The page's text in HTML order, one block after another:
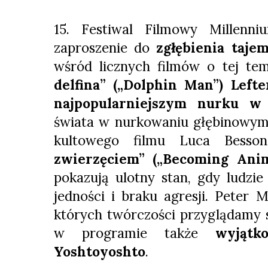
15. Festiwal Filmowy
zaproszenie do zgłębienia
wśród licznych filmów o tej
delfina” („Dolphin Man”)
najpopularniejszym nurku
świata w nurkowaniu
kultowego filmu Luca
zwierzęciem” („Becoming
pokazują ulotny stan, gdy
jedności i braku agresji. Peter
których twórczości przyglądamy
w programie także
Yoshtoyoshto.